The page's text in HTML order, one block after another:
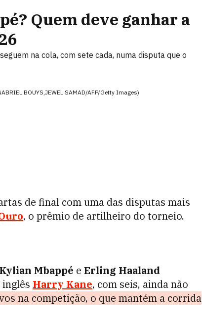
Quem deve ganhar a
na cola, com sete cada, numa disputa que o
BOUYS,JEWEL SAMAD/AFP/Getty Images)
de final com uma das disputas mais
, o prêmio de artilheiro do torneio.
Kylian Mbappé e Erling Haaland
inglês Harry Kane, com seis, ainda não
na competição, o que mantém a corrida